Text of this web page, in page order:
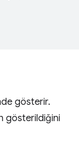
gösterir.
gösterildiğini